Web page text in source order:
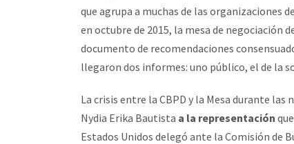
que agrupa a muchas de las organizaciones
en octubre de 2015, la mesa de negociación
documento de recomendaciones
llegaron dos informes: uno público, el de la
La crisis entre la CBPD y la Mesa durante las
Nydia Erika Bautista a la representación
Estados Unidos delegó ante la Comisión de